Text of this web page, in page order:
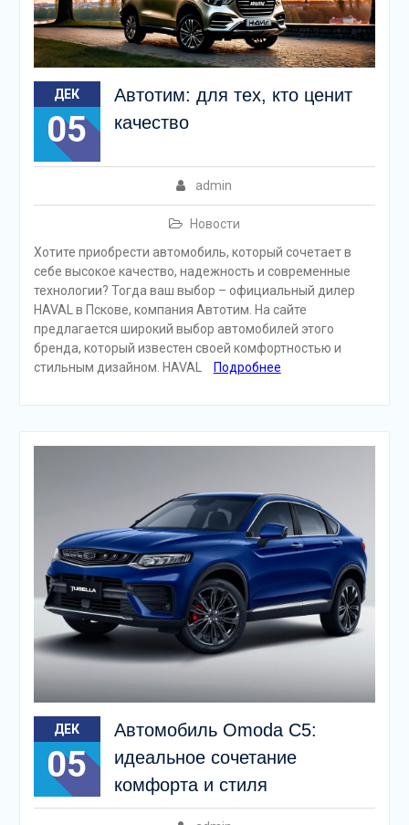
ДЕК
05
Автотим: для тех, кто ценит
качество
admin
Новости
Хотите приобрести автомобиль, который сочетает в
себе высокое качество, надежность и современные
технологии? Тогда ваш выбор – официальный дилер
HAVAL в Пскове, компания Автотим. На сайте
предлагается широкий выбор автомобилей этого
бренда, который известен своей комфортностью и
стильным дизайном. HAVAL
Подробнее
ДЕК
05
Автомобиль Omoda C5:
идеальное сочетание
комфорта и стиля